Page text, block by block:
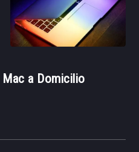
a Domicilio